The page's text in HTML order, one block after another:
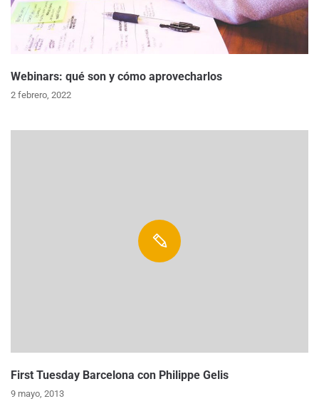
Webinars: qué son y cómo aprovecharlos
2 febrero, 2022
First Tuesday Barcelona con Philippe Gelis
9 mayo, 2013